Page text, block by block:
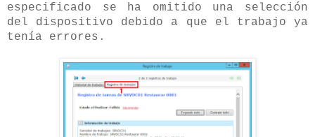
especificado se ha omitido una selección
del dispositivo debido a que el trabajo ya
tenía errores.